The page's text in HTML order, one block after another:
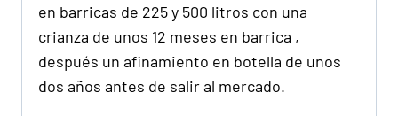
en barricas de 225 y 500 litros con una
crianza de unos 12 meses en barrica ,
después un afinamiento en botella de unos
dos años antes de salir al mercado.